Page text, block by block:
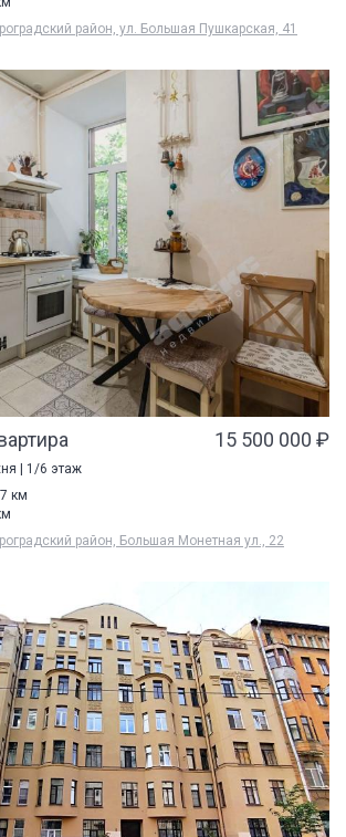
район, ул. Большая Пушкарская, 41
15 500 000 ₽
| 1/6 этаж
км
район, Большая Монетная ул., 22